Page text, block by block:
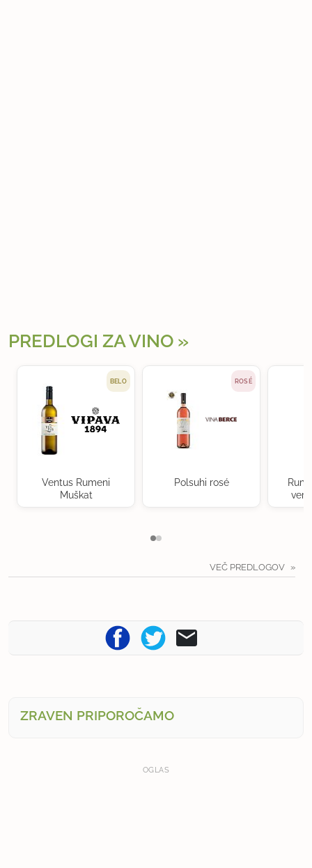
PREDLOGI ZA VINO
BELO
Ventus Rumeni
Muškat
ROSÉ
Polsuhi rosé
VEČ PREDLOGOV
ZRAVEN PRIPOROČAMO
OGLAS